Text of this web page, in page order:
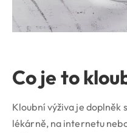
Co je to
Kloubní výživa je doplněk
lékárně, na internetu